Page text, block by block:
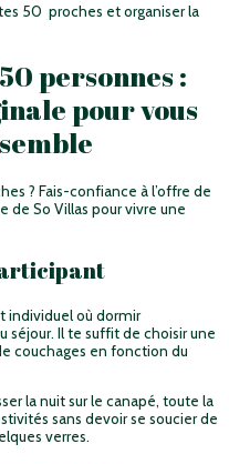
50 proches et organiser la
personnes :
pour vous
? Fais-confiance à l’offre de
de So Villas pour vivre une
individuel où dormir
Il te suffit de choisir une
couchages en fonction du
la nuit sur le canapé, toute la
sans devoir se soucier de
verres.